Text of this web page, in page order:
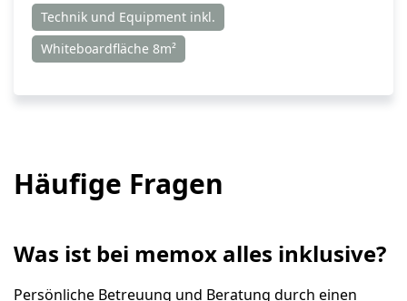
Technik und Equipment inkl.
Whiteboardfläche 8m²
Häufige Fragen
Was ist bei memox alles inklusive?
Persönliche Betreuung und Beratung durch einen